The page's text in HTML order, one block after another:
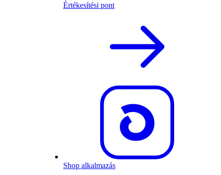
Értékesítési pont
Shop alkalmazás